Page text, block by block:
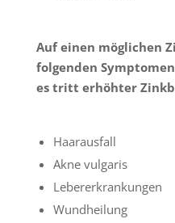
Auf einen möglichen
folgenden
es tritt erhöhter
Haarausfall
Akne vulgaris
Lebererkrankungen
Wundheilung